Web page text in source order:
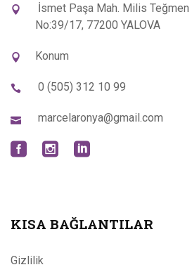
İsmet Paşa Mah. Milis Teğmen
No:39/17, 77200 YALOVA
Konum
0 (505) 312 10 99
marcelaronya@gmail.com
KISA BAĞLANTILAR
Gizlilik